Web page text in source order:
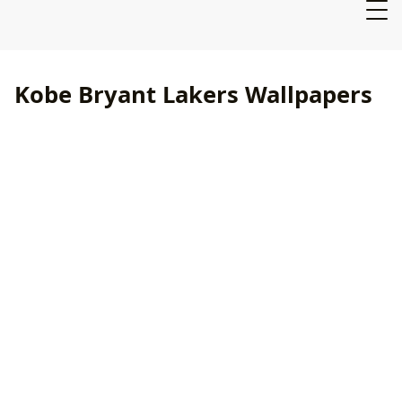
Kobe Bryant Lakers Wallpapers